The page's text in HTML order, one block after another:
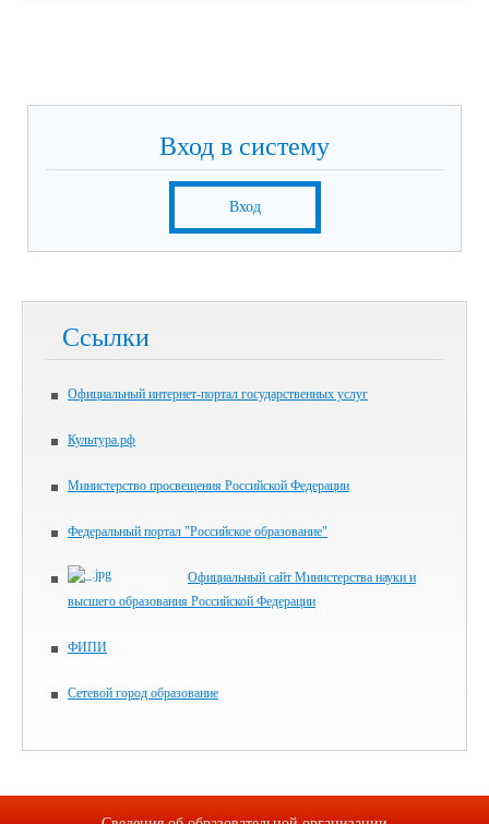
Вход в систему
Вход
Ссылки
Официальный интернет-портал государственных услуг
Культура.рф
Министерство просвещения Российской Федерации
Федеральный портал "Российское образование"
Официальный сайт Министерства науки и
высшего образования Российской Федерации
ФИПИ
Сетевой город образование